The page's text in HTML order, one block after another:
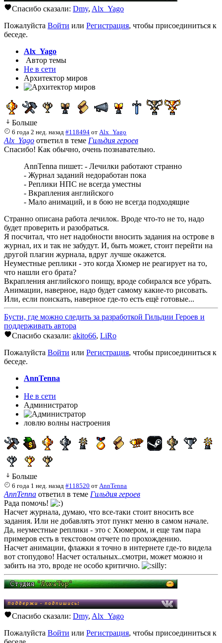
Спасибо сказали: Dmy, Alx_Yago
Пожалуйста Войти или Регистрация, чтобы присоединиться к
беседе.
Alx_Yago
Автор темы
Не в сети
Архитектор миров
Больше
6 года 2 нед. назад #118494 от Alx_Yago
Alx_Yago ответил в теме Гильдия героев
Спасибо! Как обычно, очень познавательно.
AnnTenna пишет: - Лечилки работают странно
- Журнал заданий недоработан пока
- Реплики НПС не всегда уместны
- Вкрапления английского
- Мало анимаций, и в бою не всегда подходящие
Странно описана работа лечилок. Вроде что-то не то, надо
будет проверить и разобраться.
Я посчитал, что нет надобности вносить задания на острове в
журнал, их и так не забудут. И, быть может, стоит перейти на
другой плагин журнала, вдруг лучше окажется.
Неуместные реплики - это когда Хюмер не реагирует на то,
что нашли его брата?
Вкрапления английского поищу, вроде собирался все убрать.
Анимации, наверное, надо будет самому какие-то рисовать.
Или, если поискать, наверное где-то есть ещё готовые...
Бусти, где можно следить за разработкой Гильдии Героев и
поддерживать автора
Спасибо сказали: akito66, LiRo
Пожалуйста Войти или Регистрация, чтобы присоединиться к
беседе.
AnnTenna
Не в сети
Администратор
ловлю волны настроения
Больше
6 года 1 нед. назад #118520 от AnnTenna
AnnTenna ответил в теме Гильдия героев
Рада помочь!
Насчет журнала, думаю, что все-таки стоит вносить все
задания. Или не добавлять этот пункт меню в самом начале.
Да, неуместные реплики - это с Хюмером, и еще там пара
примеров есть в текстовом отчете по прохождению.
Насчет анимации, флажки я точно в интернете где-то видела
вот стопудово! Насчет остальных..смотри, может можно и
забить на это, вроде не особо критично.
Спасибо сказали: Dmy, Alx_Yago
Пожалуйста Войти или Регистрация, чтобы присоединиться к